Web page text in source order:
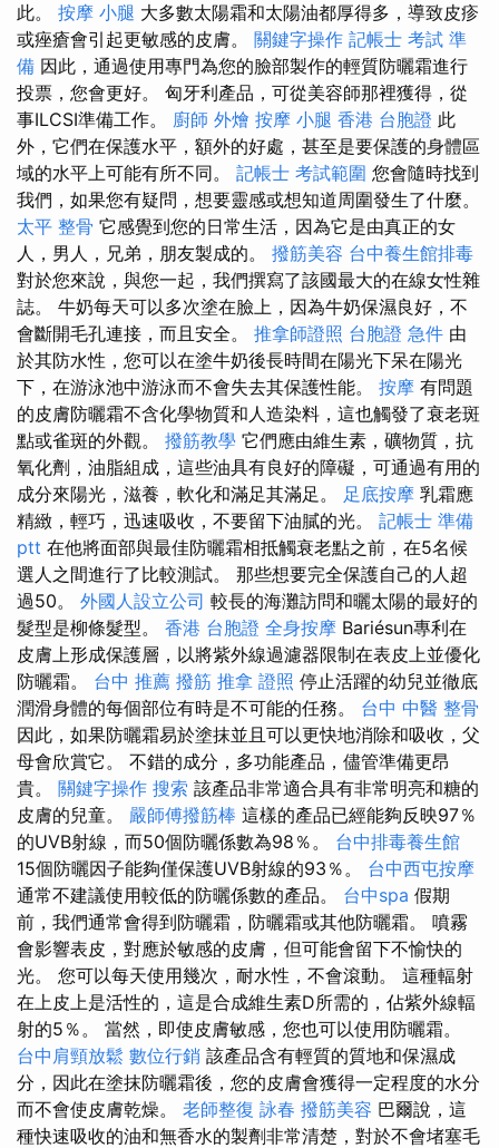
此。 按摩 小腿 大多數太陽霜和太陽油都厚得多，導致皮疹
或痤瘡會引起更敏感的皮膚。 關鍵字操作 記帳士 考試 準
備 因此，通過使用專門為您的臉部製作的輕質防曬霜進行
投票，您會更好。 匈牙利產品，可從美容師那裡獲得，從
事ILCSI準備工作。 廚師 外燴 按摩 小腿 香港 台胞證 此
外，它們在保護水平，額外的好處，甚至是要保護的身體區
域的水平上可能有所不同。 記帳士 考試範圍 您會隨時找到
我們，如果您有疑問，想要靈感或想知道周圍發生了什麼。
太平 整骨 它感覺到您的日常生活，因為它是由真正的女
人，男人，兄弟，朋友製成的。 撥筋美容 台中養生館排毒
對於您來說，與您一起，我們撰寫了該國最大的在線女性雜
誌。 牛奶每天可以多次塗在臉上，因為牛奶保濕良好，不
會斷開毛孔連接，而且安全。 推拿師證照 台胞證 急件 由
於其防水性，您可以在塗牛奶後長時間在陽光下呆在陽光
下，在游泳池中游泳而不會失去其保護性能。 按摩 有問題
的皮膚防曬霜不含化學物質和人造染料，這也觸發了衰老斑
點或雀斑的外觀。 撥筋教學 它們應由維生素，礦物質，抗
氧化劑，油脂組成，這些油具有良好的障礙，可通過有用的
成分來陽光，滋養，軟化和滿足其滿足。 足底按摩 乳霜應
精緻，輕巧，迅速吸收，不要留下油膩的光。 記帳士 準備
ptt 在他將面部與最佳防曬霜相抵觸衰老點之前，在5名候
選人之間進行了比較測試。 那些想要完全保護自己的人超
過50。 外國人設立公司 較長的海灘訪問和曬太陽的最好的
髮型是柳條髮型。 香港 台胞證 全身按摩 Bariésun專利在
皮膚上形成保護層，以將紫外線過濾器限制在表皮上並優化
防曬霜。 台中 推薦 撥筋 推拿 證照 停止活躍的幼兒並徹底
潤滑身體的每個部位有時是不可能的任務。 台中 中醫 整骨
因此，如果防曬霜易於塗抹並且可以更快地消除和吸收，父
母會欣賞它。 不錯的成分，多功能產品，儘管準備更昂
貴。 關鍵字操作 搜索 該產品非常適合具有非常明亮和糖的
皮膚的兒童。 嚴師傅撥筋棒 這樣的產品已經能夠反映97％
的UVB射線，而50個防曬係數為98％。 台中排毒養生館
15個防曬因子能夠僅保護UVB射線的93％。 台中西屯按摩
通常不建議使用較低的防曬係數的產品。 台中spa 假期
前，我們通常會得到防曬霜，防曬霜或其他防曬霜。 噴霧
會影響表皮，對應於敏感的皮膚，但可能會留下不愉快的
光。 您可以每天使用幾次，耐水性，不會滾動。 這種輻射
在上皮上是活性的，這是合成維生素D所需的，佔紫外線輻
射的5％。 當然，即使皮膚敏感，您也可以使用防曬霜。
台中肩頸放鬆 數位行銷 該產品含有輕質的質地和保濕成
分，因此在塗抹防曬霜後，您的皮膚會獲得一定程度的水分
而不會使皮膚乾燥。 老師整復 詠春 撥筋美容 巴爾說，這
種快速吸收的油和無香水的製劑非常清楚，對於不會堵塞毛